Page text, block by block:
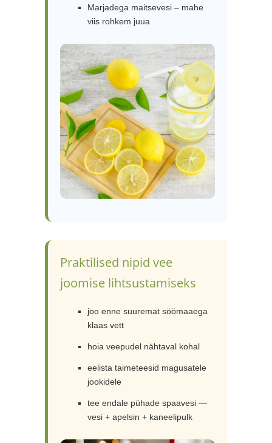
Marjadega maitsevesi – mahe
viis rohkem juua
Praktilised nipid vee
joomise lihtsustamiseks
joo enne suuremat söömaaega
klaas vett
hoia veepudel nähtaval kohal
eelista taimeteesid magusatele
jookidele
tee endale pühade spaavesi —
vesi + apelsin + kaneelipulk